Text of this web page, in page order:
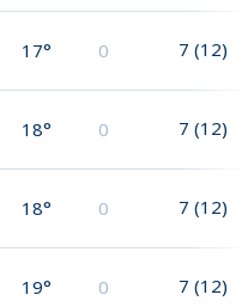
17° 0 7 (12)
18° 0 7 (12)
18° 0 7 (12)
19° 0 7 (12)